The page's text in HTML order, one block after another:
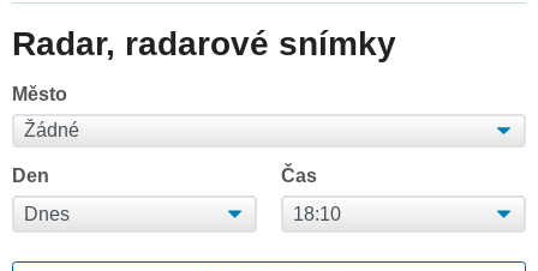
Radar, radarové snímky
Město
Den Čas